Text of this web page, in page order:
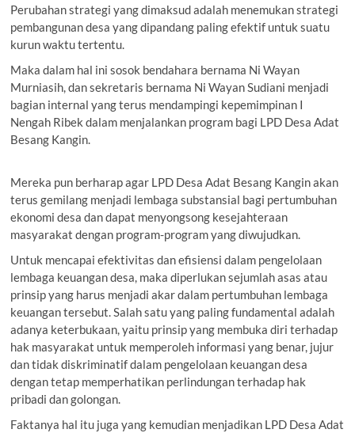
Perubahan strategi yang dimaksud adalah menemukan strategi
pembangunan desa yang dipandang paling efektif untuk suatu
kurun waktu tertentu.
Maka dalam hal ini sosok bendahara bernama Ni Wayan
Murniasih, dan sekretaris bernama Ni Wayan Sudiani menjadi
bagian internal yang terus mendampingi kepemimpinan I
Nengah Ribek dalam menjalankan program bagi LPD Desa Adat
Besang Kangin.
Mereka pun berharap agar LPD Desa Adat Besang Kangin akan
terus gemilang menjadi lembaga substansial bagi pertumbuhan
ekonomi desa dan dapat menyongsong kesejahteraan
masyarakat dengan program-program yang diwujudkan.
Untuk mencapai efektivitas dan efisiensi dalam pengelolaan
lembaga keuangan desa, maka diperlukan sejumlah asas atau
prinsip yang harus menjadi akar dalam pertumbuhan lembaga
keuangan tersebut. Salah satu yang paling fundamental adalah
adanya keterbukaan, yaitu prinsip yang membuka diri terhadap
hak masyarakat untuk memperoleh informasi yang benar, jujur
dan tidak diskriminatif dalam pengelolaan keuangan desa
dengan tetap memperhatikan perlindungan terhadap hak
pribadi dan golongan.
Faktanya hal itu juga yang kemudian menjadikan LPD Desa Adat